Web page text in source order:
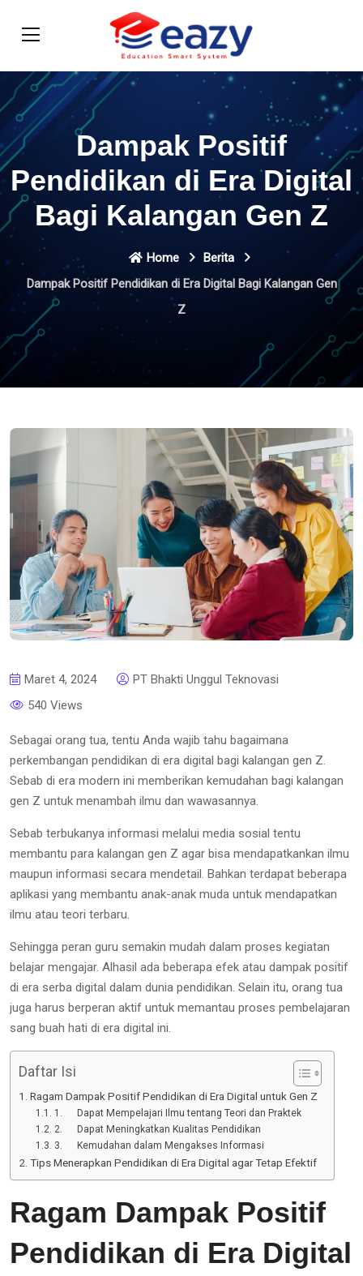
Dampak Positif
Pendidikan di Era Digital
Bagi Kalangan Gen Z
Home
Berita
Dampak Positif Pendidikan di Era Digital Bagi Kalangan Gen
Z
Maret 4, 2024
PT Bhakti Unggul Teknovasi
540 Views
Sebagai orang tua, tentu Anda wajib tahu bagaimana
perkembangan pendidikan di era digital bagi kalangan gen Z.
Sebab di era modern ini memberikan kemudahan bagi kalangan
gen Z untuk menambah ilmu dan wawasannya.
Sebab terbukanya informasi melalui media sosial tentu
membantu para kalangan gen Z agar bisa mendapatkankan ilmu
maupun informasi secara mendetail. Bahkan terdapat beberapa
aplikasi yang membantu anak-anak muda untuk mendapatkan
ilmu atau teori terbaru.
Sehingga peran guru semakin mudah dalam proses kegiatan
belajar mengajar. Alhasil ada beberapa efek atau dampak positif
di era serba digital dalam dunia pendidikan. Selain itu, orang tua
juga harus berperan aktif untuk memantau proses pembelajaran
sang buah hati di era digital ini.
Daftar Isi
Ragam Dampak Positif Pendidikan di Era Digital untuk Gen Z
1. Dapat Mempelajari Ilmu tentang Teori dan Praktek
2. Dapat Meningkatkan Kualitas Pendidikan
3. Kemudahan dalam Mengakses Informasi
Tips Menerapkan Pendidikan di Era Digital agar Tetap Efektif
Ragam Dampak Positif
Pendidikan di Era Digital